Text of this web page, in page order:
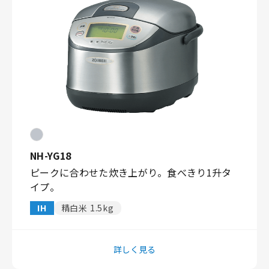
NH-YG18
ピークに合わせた炊き上がり。食べきり1升タ
イプ。
IH 精白米 1.5kg
詳しく見る